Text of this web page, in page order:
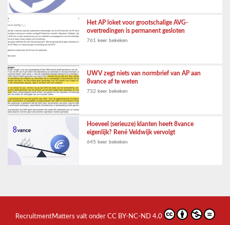
Het AP loket voor grootschalige AVG-
overtredingen is permanent gesloten
761 keer bekeken
UWV zegt niets van normbrief van AP aan
8vance af te weten
732 keer bekeken
Hoeveel (serieuze) klanten heeft 8vance
eigenlijk? René Veldwijk vervolgt
645 keer bekeken
RecruitmentMatters valt onder CC BY-NC-ND 4.0